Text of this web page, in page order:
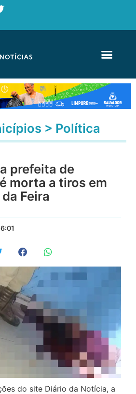
> Política
prefeita de
morta a tiros em
Feira
do site Diário da Notícia, a